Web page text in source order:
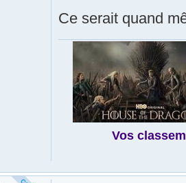
Ce serait quand
Vos